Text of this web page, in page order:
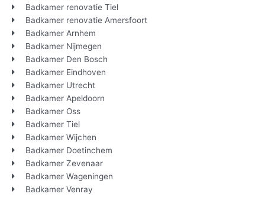
Badkamer renovatie Tiel
Badkamer renovatie Amersfoort
Badkamer Arnhem
Badkamer Nijmegen
Badkamer Den Bosch
Badkamer Eindhoven
Badkamer Utrecht
Badkamer Apeldoorn
Badkamer Oss
Badkamer Tiel
Badkamer Wijchen
Badkamer Doetinchem
Badkamer Zevenaar
Badkamer Wageningen
Badkamer Venray